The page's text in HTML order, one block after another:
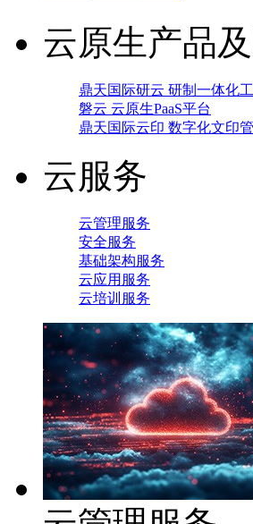
云原生产品
鼎天国际研云 研制一体化
磐云 云原生PaaS平台
鼎天国际云印 数字化文印
云服务
云管理服务
安全服务
基础架构服务
云应用服务
云培训服务